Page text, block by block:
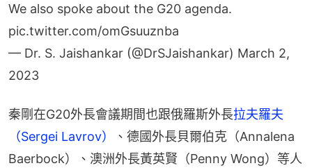
We also spoke about the G20 agenda.
pic.twitter.com/omGsuuznba
— Dr. S. Jaishankar (@DrSJaishankar) March 2,
2023
秦剛在G20外長會議期間也跟俄羅斯外長拉夫羅夫
（Sergei Lavrov）
、德國外長貝爾伯克（Annalena
Baerbock）、澳洲外長黃英賢（Penny Wong）等人